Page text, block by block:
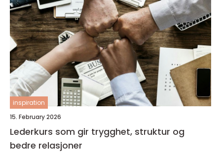
inspiration
15. February 2026
Lederkurs som gir trygghet, struktur og
bedre relasjoner